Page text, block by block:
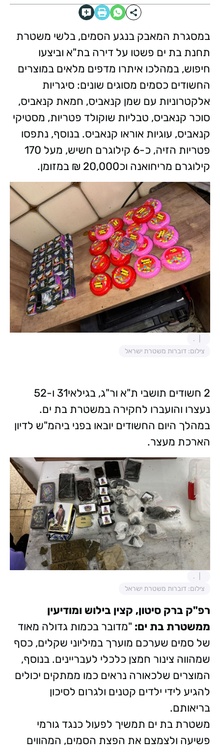
במסגרת המאבק בנגע הסמים, בלשי משטרת
תחנת בת ים פשטו על דירה בת"א וביצעו
חיפוש, במהלכו איתרו מדפים מלאים במוצרים
החשודים כסמים מסוגים שונים: סיגריות
אלקטרוניות עם שמן קנאביס, חמאת קנאביס,
סוכר קנאביס, טבליות שוקולד פטריות, מסטיקי
קנאביס, עוגיות אוראו קנאביס. בנוסף, נתפסו
פטריות הזיה, כ-6 קילוגרם חשיש, מעל 170
קילוגרם מריחואנה וכ20,000 ₪ במזומן.
.
צילום: דוברות משטרת ישראל
2 חשודים תושבי ת"א ור"ג, בגילאי31 ו-52
נעצרו והועברו לחקירה במשטרת בת ים.
במהלך היום החשודים יובאו בפני ביהמ"ש לדיון
הארכת מעצר.
.
צילום: דוברות משטרת ישראל
רפ"ק ברק סיטון, קצין בילוש ומודיעין
ממשטרת בת ים: "מדובר בכמות גדולה מאוד
של סמים שערכם מוערך במיליוני שקלים, כסף
שמהווה צינור חמצן כלכלי לעבריינים. בנוסף,
המוצרים שלכאורה נראים כמו ממתקים יכולים
להגיע לידי ילדים קטנים ולגרום לסיכון
בריאותם.
משטרת בת ים תמשיך לפעול כנגד גורמי
פשיעה ולצמצם את הפצת הסמים, המהווים